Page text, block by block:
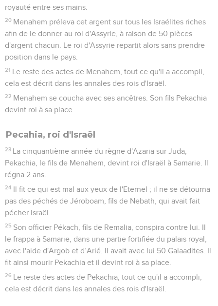
royauté entre ses mains.
20 Menahem préleva cet argent sur tous les Israélites riches
afin de le donner au roi d'Assyrie, à raison de 50 pièces
d'argent chacun. Le roi d'Assyrie repartit alors sans prendre
position dans le pays.
21 Le reste des actes de Menahem, tout ce qu'il a accompli,
cela est décrit dans les annales des rois d'Israël.
22 Menahem se coucha avec ses ancêtres. Son fils Pekachia
devint roi à sa place.
Pecahia, roi d'Israël
23 La cinquantième année du règne d'Azaria sur Juda,
Pekachia, le fils de Menahem, devint roi d'Israël à Samarie. Il
régna 2 ans.
24 Il fit ce qui est mal aux yeux de l'Eternel ; il ne se détourna
pas des péchés de Jéroboam, fils de Nebath, qui avait fait
pécher Israël.
25 Son officier Pékach, fils de Remalia, conspira contre lui. Il
le frappa à Samarie, dans une partie fortifiée du palais royal,
avec l'aide d'Argob et d’Arié. Il avait avec lui 50 Galaadites. Il
fit ainsi mourir Pekachia et il devint roi à sa place.
26 Le reste des actes de Pekachia, tout ce qu'il a accompli,
cela est décrit dans les annales des rois d'Israël.